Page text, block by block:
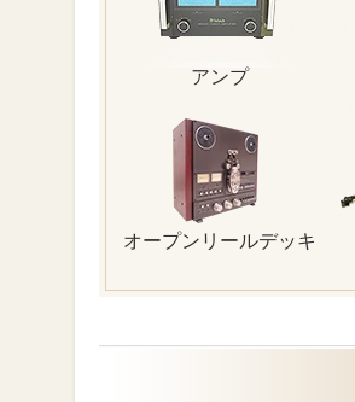
アンプ
オープンリールデッキ